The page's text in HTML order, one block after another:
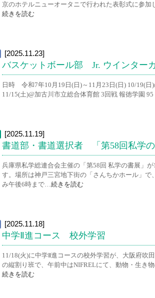
京のホテルニューオータニで行われた表彰式に参
続きを読む
[2025.11.23]
バスケットボール部 Jr. ウインター
日時 令和7年10月19日(日)～11月23日(日) 10/19(日
11/15(土)@加古川市立総合体育館 3回戦 報徳学園
[2025.11.19]
書道部・書道選択者 「第58回私学の
兵庫県私学総連合会主催の「第58回 私学の書展」
す。場所は神戸三宮地下街の「さんちかホール」
み午後6時まで…続きを読む
[2025.11.18]
中学Ⅱ進コース 校外学習
11/18(火)に中学Ⅱ進コースの校外学習が、大阪府吹
の縦割り班で、午前中はNIFRELにて、動物・生き
続きを読む